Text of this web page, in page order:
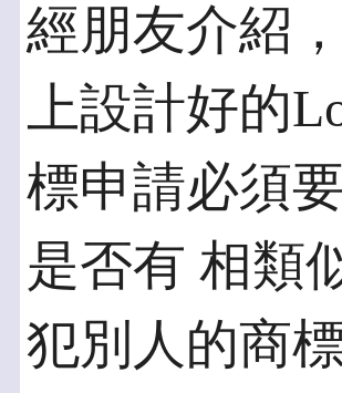
經朋友介紹
上設計好的
標申請必須
是否有 相類
犯別人的商